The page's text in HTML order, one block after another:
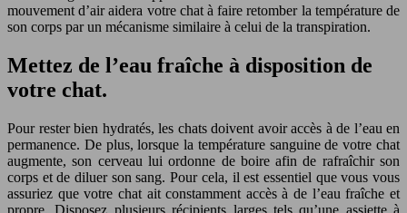
mouvement d’air aidera votre chat à faire retomber la température de
son corps par un mécanisme similaire à celui de la transpiration.
Mettez de l’eau fraîche à disposition de
votre chat.
Pour rester bien hydratés, les chats doivent avoir accès à de l’eau en
permanence. De plus, lorsque la température sanguine de votre chat
augmente, son cerveau lui ordonne de boire afin de rafraîchir son
corps et de diluer son sang. Pour cela, il est essentiel que vous vous
assuriez que votre chat ait constamment accès à de l’eau fraîche et
propre. Disposez plusieurs récipients larges tels qu’une assiette à